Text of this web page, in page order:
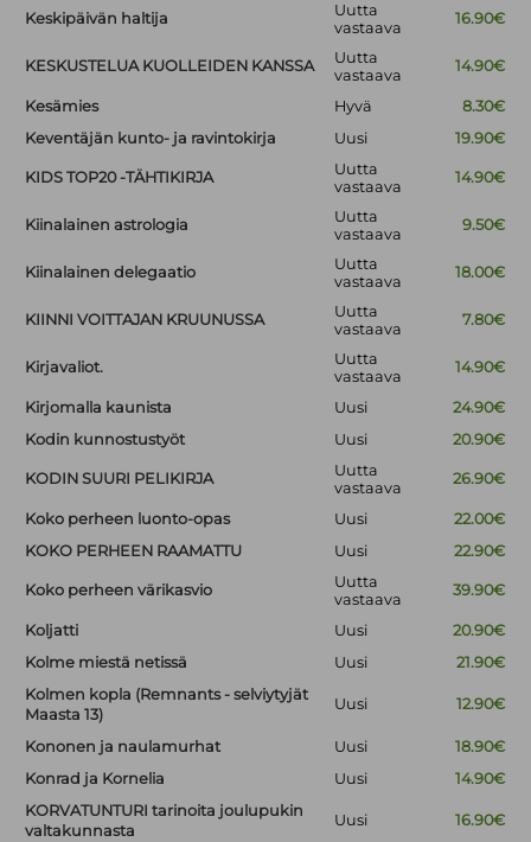
Keskipäivän haltija
Uutta
vastaava
16.90€
KESKUSTELUA KUOLLEIDEN KANSSA
Uutta
vastaava
14.90€
Kesämies Hyvä
8.30€
Keventäjän kunto- ja ravintokirja
Uusi 19.90€
KIDS TOP20 -TÄHTIKIRJA
Uutta
vastaava
14.90€
Kiinalainen astrologia
Uutta
vastaava
9.50€
Kiinalainen delegaatio
Uutta
vastaava
18.00€
KIINNI VOITTAJAN KRUUNUSSA
Uutta
vastaava
7.80€
Kirjavaliot.
Uutta
vastaava
14.90€
Kirjomalla kaunista Uusi
24.90€
Kodin kunnostustyöt
Uusi 20.90€
KODIN SUURI PELIKIRJA
Uutta
vastaava
26.90€
Koko perheen luonto-opas Uusi
22.00€
KOKO PERHEEN RAAMATTU
Uusi 22.90€
Koko perheen värikasvio
Uutta
vastaava
39.90€
Koljatti Uusi
20.90€
Kolme miestä netissä
Uusi
21.90€
Kolmen kopla (Remnants - selviytyjät
Maasta 13)
Uusi 12.90€
Kononen ja naulamurhat Uusi
18.90€
Konrad ja Kornelia
Uusi
14.90€
KORVATUNTURI tarinoita joulupukin
valtakunnasta
Uusi 16.90€